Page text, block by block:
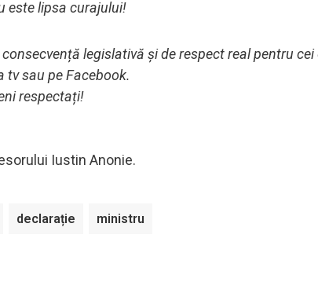
este lipsa curajului!
legislativă și de respect real pentru
tv sau pe Facebook.
respectați!
Iustin Anonie.
declarație ministru